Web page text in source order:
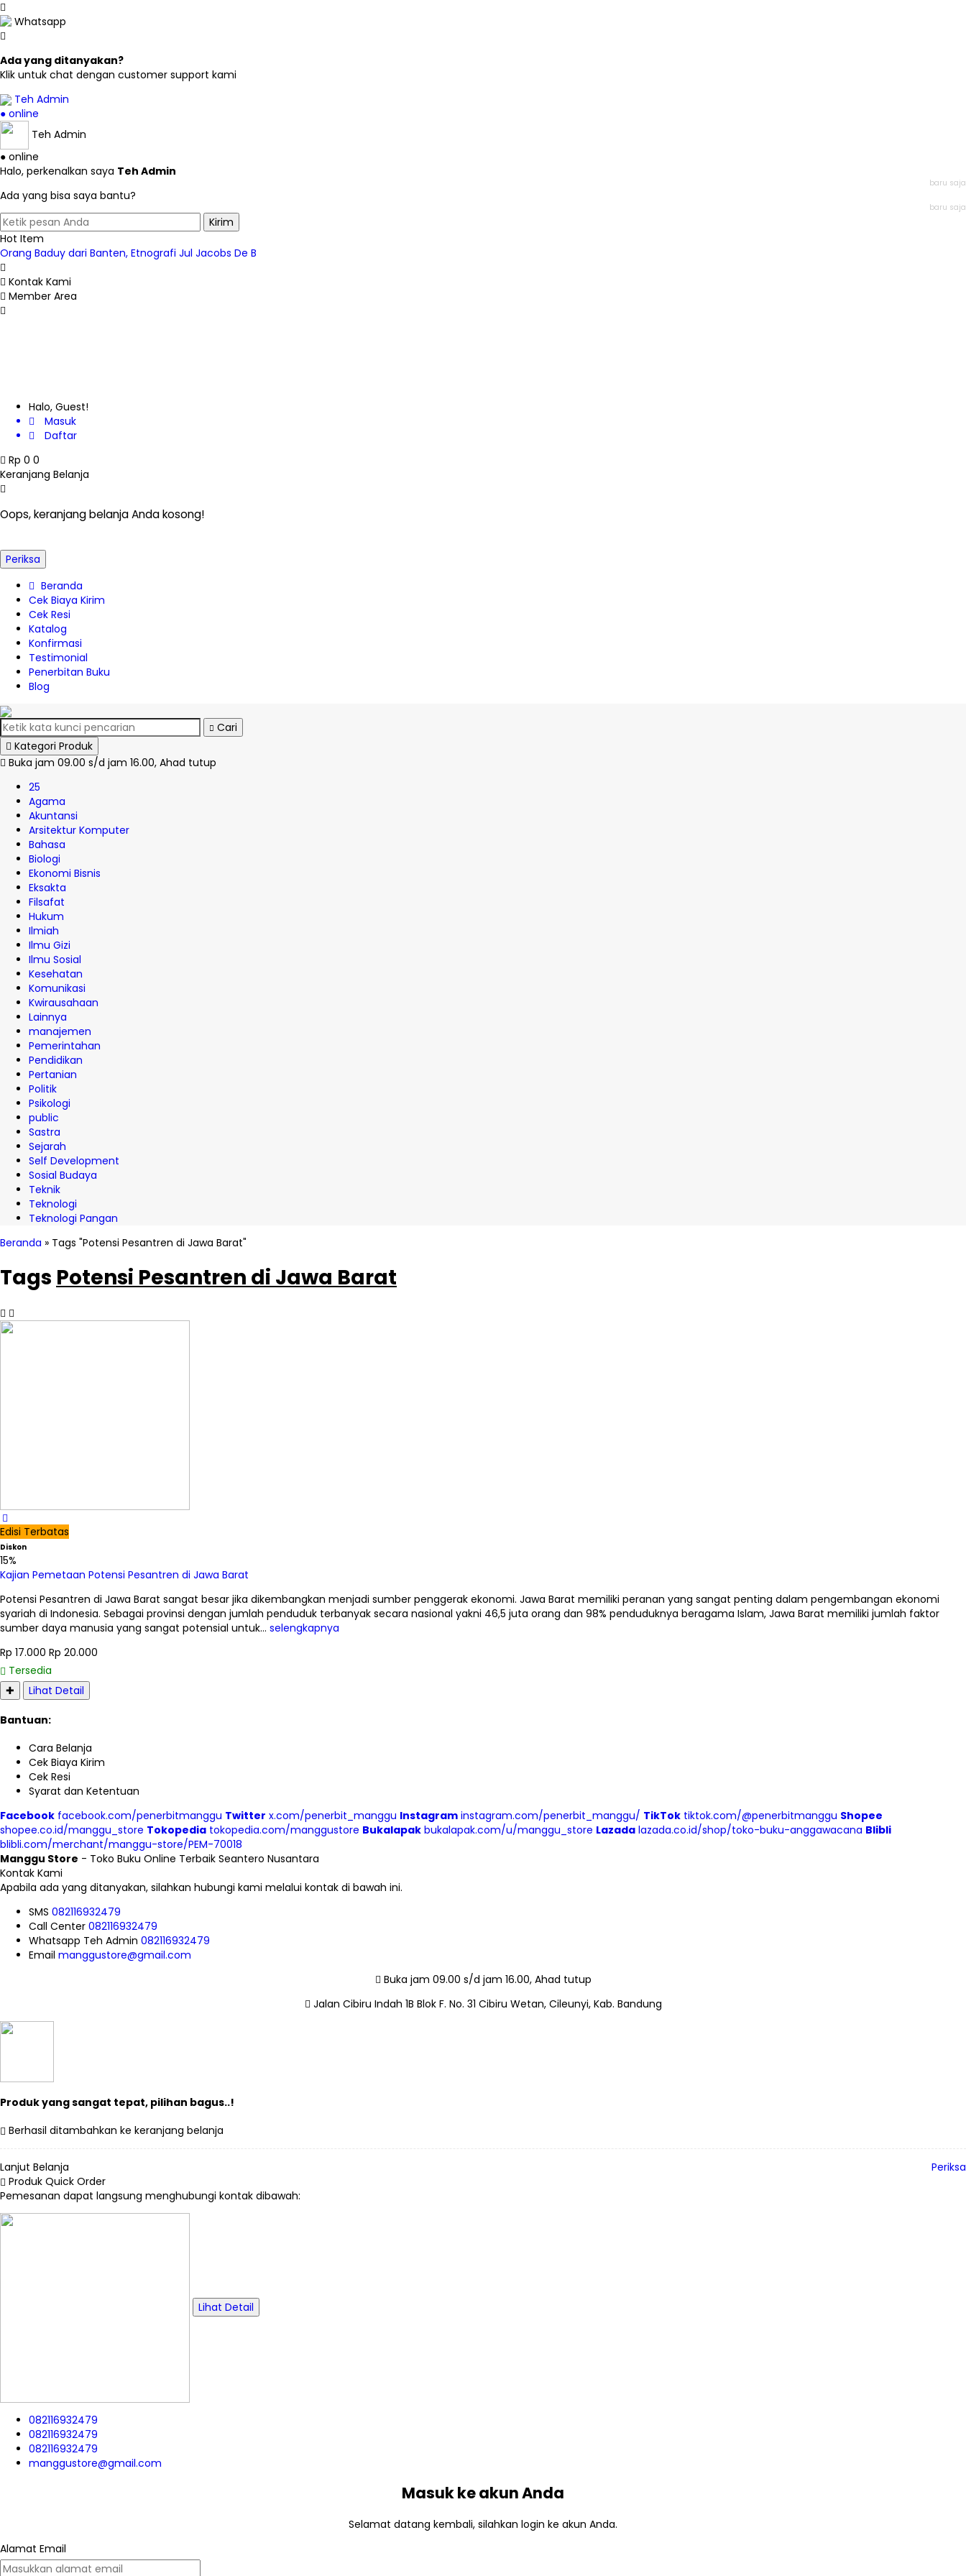
Whatsapp
Ada yang ditanyakan?
Klik untuk chat dengan customer support kami
Teh Admin
● online
Teh Admin
● online
Halo, perkenalkan saya Teh Admin
baru saja
Ada yang bisa saya bantu?
baru saja
Kirim
Hot Item
Orang Baduy dari Banten, Etnografi Jul Jacobs De B
Pengelolaan Pendidikan - Muhammad Rapii
Sharia Compliance: Teori dan Aplikasinya pada Lemb
Perbandingan Administrasi Negara
Kamus Sosiologi Antropologi
Kontak Kami
Member Area
Halo, Guest!
Masuk
Daftar
Rp 0 0
Keranjang Belanja
Oops, keranjang belanja Anda kosong!
Periksa
Beranda
Cek Biaya Kirim
Cek Resi
Katalog
Konfirmasi
Testimonial
Penerbitan Buku
Blog
Cari
Kategori Produk
Buka jam 09.00 s/d jam 16.00, Ahad tutup
25
Agama
Akuntansi
Arsitektur Komputer
Bahasa
Biologi
Ekonomi Bisnis
Eksakta
Filsafat
Hukum
Ilmiah
Ilmu Gizi
Ilmu Sosial
Kesehatan
Komunikasi
Kwirausahaan
Lainnya
manajemen
Pemerintahan
Pendidikan
Pertanian
Politik
Psikologi
public
Sastra
Sejarah
Self Development
Sosial Budaya
Teknik
Teknologi
Teknologi Pangan
Beranda » Tags "Potensi Pesantren di Jawa Barat"
Tags Potensi Pesantren di Jawa Barat
Edisi Terbatas
Diskon
15%
Kajian Pemetaan Potensi Pesantren di Jawa Barat
Potensi Pesantren di Jawa Barat sangat besar jika dikembangkan menjadi sumber penggerak ekonomi. Jawa Barat memiliki peranan yang sangat penting dalam pengembangan ekonomi
syariah di Indonesia. Sebagai provinsi dengan jumlah penduduk terbanyak secara nasional yakni 46,5 juta orang dan 98% penduduknya beragama Islam, Jawa Barat memiliki jumlah faktor
sumber daya manusia yang sangat potensial untuk… selengkapnya
Rp 17.000 Rp 20.000
Tersedia
✚
Lihat Detail
Bantuan:
Cara Belanja
Cek Biaya Kirim
Cek Resi
Syarat dan Ketentuan
Facebook facebook.com/penerbitmanggu Twitter x.com/penerbit_manggu Instagram instagram.com/penerbit_manggu/ TikTok tiktok.com/@penerbitmanggu Shopee
shopee.co.id/manggu_store Tokopedia tokopedia.com/manggustore Bukalapak bukalapak.com/u/manggu_store Lazada lazada.co.id/shop/toko-buku-anggawacana Blibli
blibli.com/merchant/manggu-store/PEM-70018
Manggu Store - Toko Buku Online Terbaik Seantero Nusantara
Kontak Kami
Apabila ada yang ditanyakan, silahkan hubungi kami melalui kontak di bawah ini.
SMS 082116932479
Call Center 082116932479
Whatsapp Teh Admin 082116932479
Email manggustore@gmail.com
Buka jam 09.00 s/d jam 16.00, Ahad tutup
Jalan Cibiru Indah 1B Blok F. No. 31 Cibiru Wetan, Cileunyi, Kab. Bandung
Produk yang sangat tepat, pilihan bagus..!
Berhasil ditambahkan ke keranjang belanja
Lanjut Belanja
Periksa
Produk Quick Order
Pemesanan dapat langsung menghubungi kontak dibawah:
Lihat Detail
082116932479
082116932479
082116932479
manggustore@gmail.com
Masuk ke akun Anda
Selamat datang kembali, silahkan login ke akun Anda.
Alamat Email